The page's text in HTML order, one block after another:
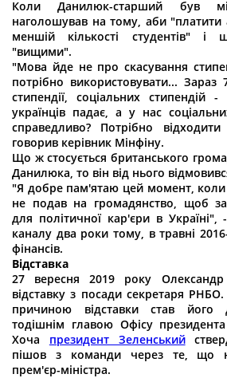
Коли Данилюк-старший був
наголошував на тому, аби "платити
меншій кількості студентів"
"вищими".
"Мова йде не про скасування
потрібно використовувати... Зараз
стипендії, соціальних стипендій
українців падає, а у нас
справедливо? Потрібно
говорив керівник Мінфіну.
Що ж стосується британського
Данилюка, то він від нього
"Я добре пам'ятаю цей момент,
не подав на громадянство, щоб
для політичної кар'єри в Україні",
каналу два роки тому, в травні
фінансів.
Відставка
27 вересня 2019 року
відставку з посади секретаря РНБО.
причиною відставки став його
тодішнім главою Офісу
Хоча президент Зеленський
пішов з команди через те, що
прем'єр-міністра.